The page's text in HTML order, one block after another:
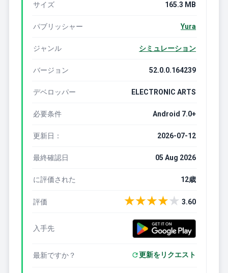
サイズ 165.3 MB
パブリッシャー Yura
ジャンル シミュレーション
バージョン 52.0.0.164239
デベロッパー ELECTRONIC ARTS
必要条件 Android 7.0+
更新日： 2026-07-12
最終確認日 05 Aug 2026
に評価された 12歳
評価 ★★★★★ 3.60
入手先
最新ですか？ 更新をリクエスト